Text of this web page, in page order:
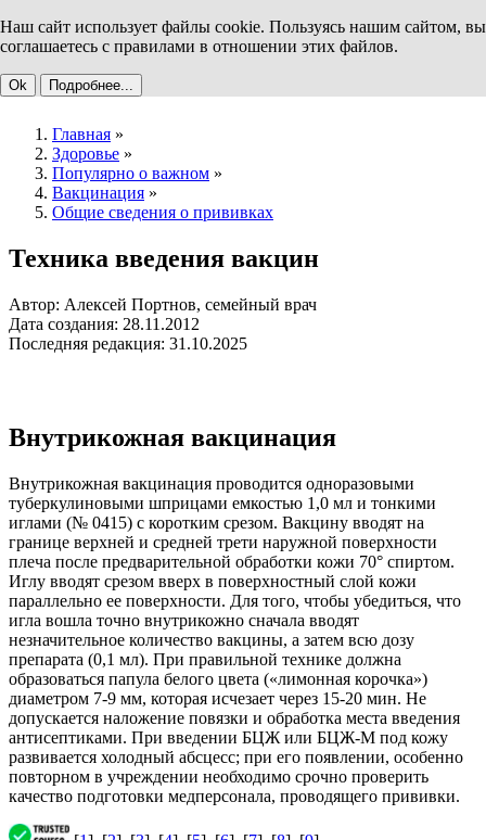
Наш сайт использует файлы cookie. Пользуясь нашим сайтом, вы
соглашаетесь с правилами в отношении этих файлов.
Ok Подробнее...
Главная »
Здоровье »
Популярно о важном »
Вакцинация »
Общие сведения о прививках
Техника введения вакцин
Автор: Алексей Портнов, семейный врач
Дата создания: 28.11.2012
Последняя редакция: 31.10.2025
Внутрикожная вакцинация
Внутрикожная вакцинация проводится одноразовыми
туберкулиновыми шприцами емкостью 1,0 мл и тонкими
иглами (№ 0415) с коротким срезом. Вакцину вводят на
границе верхней и средней трети наружной поверхности
плеча после предварительной обработки кожи 70° спиртом.
Иглу вводят срезом вверх в поверхностный слой кожи
параллельно ее поверхности. Для того, чтобы убедиться, что
игла вошла точно внутрикожно сначала вводят
незначительное количество вакцины, а затем всю дозу
препарата (0,1 мл). При правильной технике должна
образоваться папула белого цвета («лимонная корочка»)
диаметром 7-9 мм, которая исчезает через 15-20 мин. Не
допускается наложение повязки и обработка места введения
антисептиками. При введении БЦЖ или БЦЖ-М под кожу
развивается холодный абсцесс; при его появлении, особенно
повторном в учреждении необходимо срочно проверить
качество подготовки медперсонала, проводящего прививки.